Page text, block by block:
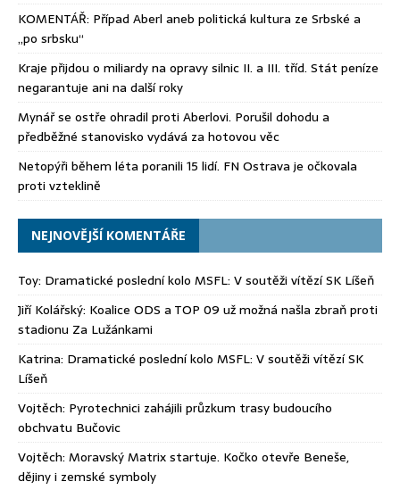
KOMENTÁŘ: Případ Aberl aneb politická kultura ze Srbské a
„po srbsku“
Kraje přijdou o miliardy na opravy silnic II. a III. tříd. Stát peníze
negarantuje ani na další roky
Mynář se ostře ohradil proti Aberlovi. Porušil dohodu a
předběžné stanovisko vydává za hotovou věc
Netopýři během léta poranili 15 lidí. FN Ostrava je očkovala
proti vzteklině
NEJNOVĚJŠÍ KOMENTÁŘE
Toy: Dramatické poslední kolo MSFL: V soutěži vítězí SK Líšeň
Jiří Kolářský: Koalice ODS a TOP 09 už možná našla zbraň proti
stadionu Za Lužánkami
Katrina: Dramatické poslední kolo MSFL: V soutěži vítězí SK
Líšeň
Vojtěch: Pyrotechnici zahájili průzkum trasy budoucího
obchvatu Bučovic
Vojtěch: Moravský Matrix startuje. Kočko otevře Beneše,
dějiny i zemské symboly